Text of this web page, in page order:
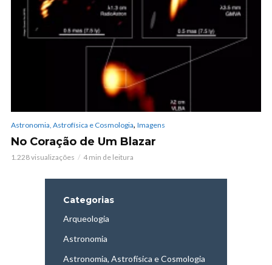
Astronomia, Astrofísica e Cosmologia, Imagens
No Coração de Um Blazar
1.228 visualizações 4 min de leitura
Categorias
Arqueologia
Astronomia
Astronomia, Astrofísica e Cosmologia